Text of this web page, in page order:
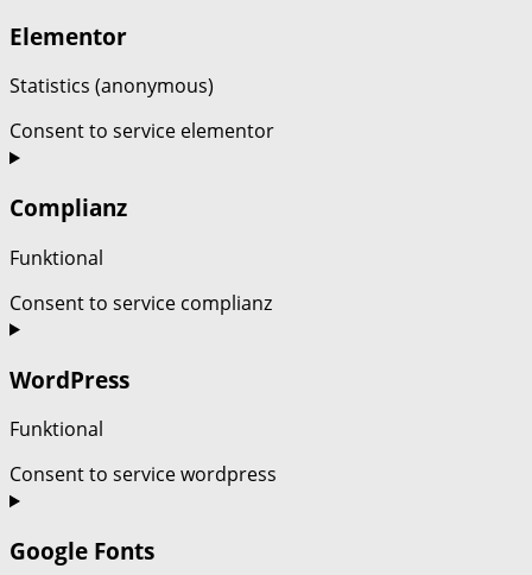
Elementor
Statistics (anonymous)
Consent to service elementor
Complianz
Funktional
Consent to service complianz
WordPress
Funktional
Consent to service wordpress
Google Fonts